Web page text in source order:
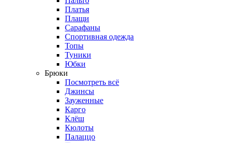
Платья
Плащи
Сарафаны
Спортивная одежда
Топы
Туники
Юбки
Брюки
Посмотреть всё
Джинсы
Зауженные
Карго
Клёш
Кюлоты
Палаццо